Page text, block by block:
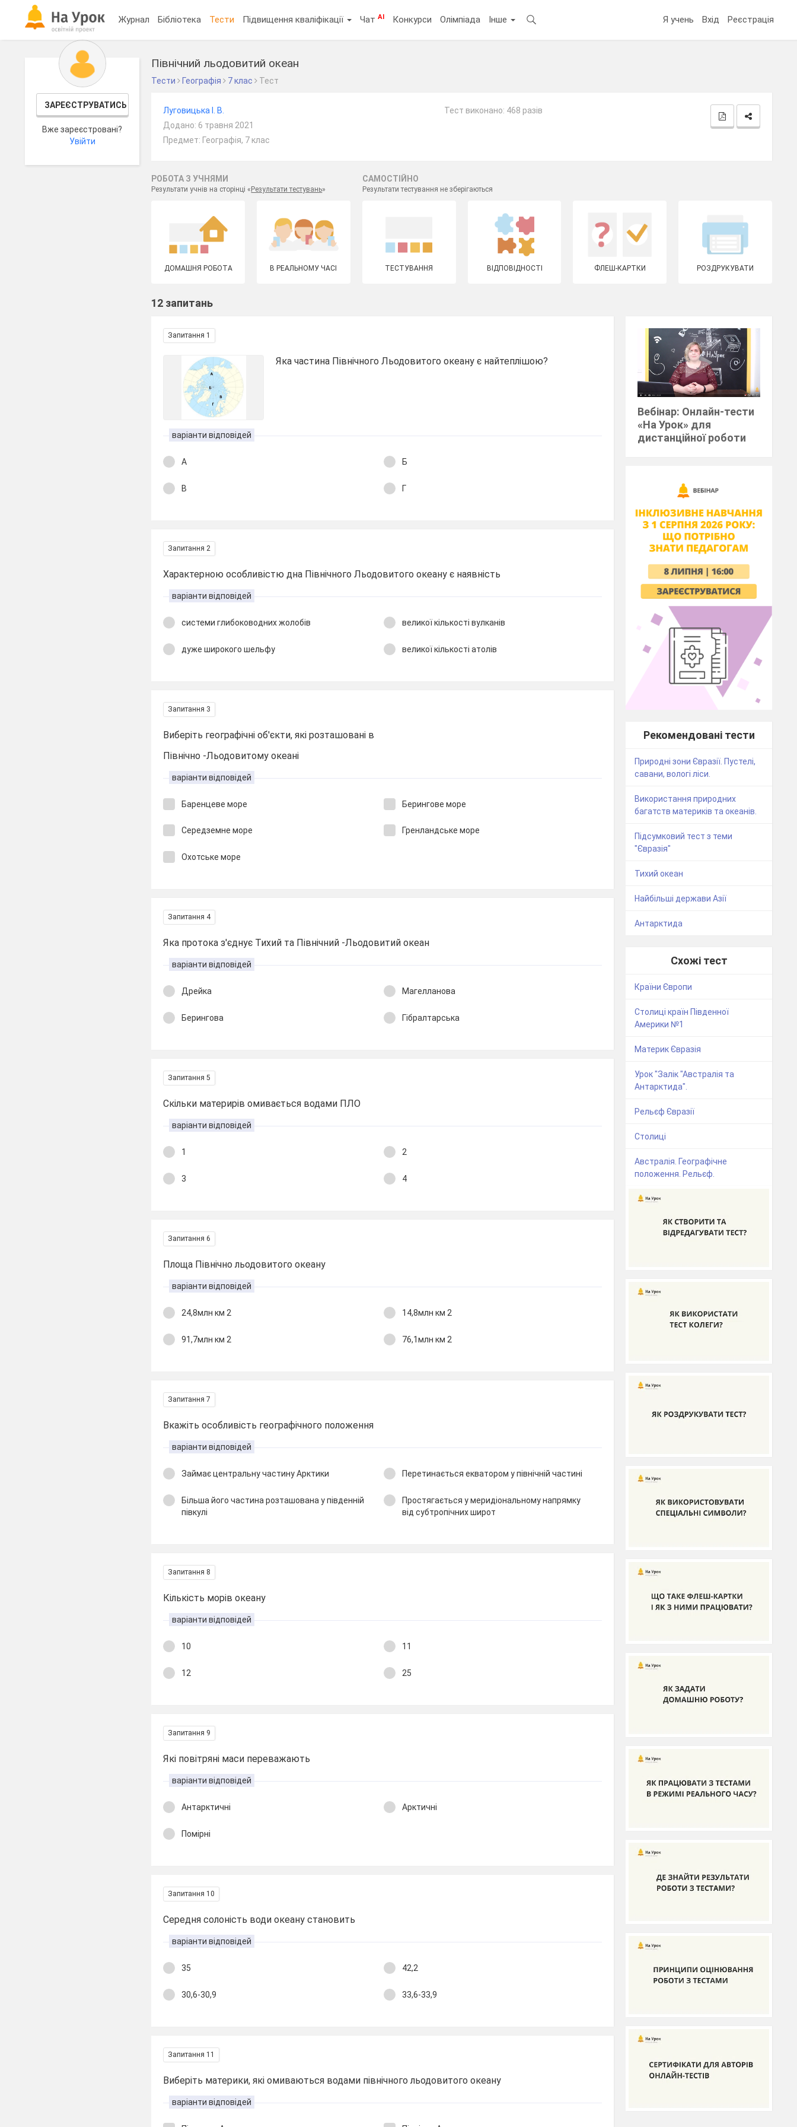
Журнал Бібліотека Тести Підвищення кваліфікації ЧатAI Конкурси Олімпіада Інше Я учень Вхід Реєстрація
ЗАРЕЄСТРУВАТИСЬ
Вже зареєстровані?
Увійти
Північний льодовитий океан
Тести Географія 7 клас Тест
Луговицька І. В.
Додано: 6 травня 2021
Предмет: Географія, 7 клас
Тест виконано: 468 разів
РОБОТА З УЧНЯМИ
Результати учнів на сторінці « Результати тестувань»
САМОСТІЙНО
Результати тестування не зберігаються
ДОМАШНЯ РОБОТА В РЕАЛЬНОМУ ЧАСІ ТЕСТУВАННЯ ВІДПОВІДНОСТІ ФЛЕШ-КАРТКИ РОЗДРУКУВАТИ
12 запитань
Запитання 1
Яка частина Північного Льодовитого океану є найтеплішою?
варіанти відповідей
А Б
В Г
Запитання 2
Характерною особливістю дна Північного Льодовитого океану є наявність
варіанти відповідей
системи глибоководних жолобів великої кількості вулканів
дуже широкого шельфу великої кількості атолів
Запитання 3
Виберіть географічні об'єкти, які розташовані в
Північно -Льодовитому океані
варіанти відповідей
Баренцеве море Берингове море
Середземне море Гренландське море
Охотське море
Запитання 4
Яка протока з'єднує Тихий та Північний -Льодовитий океан
варіанти відповідей
Дрейка Магелланова
Берингова Гібралтарська
Запитання 5
Скільки материрів омивається водами ПЛО
варіанти відповідей
1 2
3 4
Запитання 6
Площа Північно льодовитого океану
варіанти відповідей
24,8млн км 2 14,8млн км 2
91,7млн км 2 76,1млн км 2
Запитання 7
Вкажіть особливість географічного положення
варіанти відповідей
Займає центральну частину Арктики Перетинається екватором у північній частині
Більша його частина розташована у південній
півкулі
Простягається у меридіональному напрямку
від субтропічних широт
Запитання 8
Кількість морів океану
варіанти відповідей
10 11
12 25
Запитання 9
Які повітряні маси переважають
варіанти відповідей
Антарктичні Арктичні
Помірні
Запитання 10
Середня солоність води океану становить
варіанти відповідей
35 42,2
30,6-30,9 33,6-33,9
Запитання 11
Виберіть материки, які омиваються водами північного льодовитого океану
варіанти відповідей
Вебінар: Онлайн-тести
«На Урок» для
дистанційної роботи
Рекомендовані тести
Природні зони Євразії. Пустелі,
савани, вологі ліси.
Використання природних
багатств материків та океанів.
Підсумковий тест з теми
"Євразія"
Тихий океан
Найбільші держави Азії
Антарктида
Схожі тест
Країни Європи
Столиці країн Південної
Америки №1
Материк Євразія
Урок "Залік "Австралія та
Антарктида".
Рельєф Євразії
Столиці
Австралія. Географічне
положення. Рельєф.